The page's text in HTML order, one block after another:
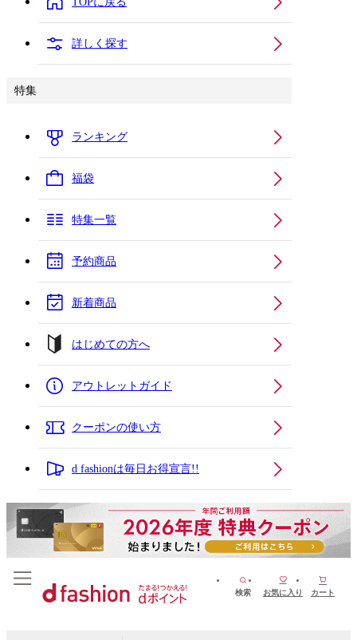
詳しく探す
特集
ランキング
福袋
特集一覧
予約商品
新着商品
はじめての方へ
アウトレットガイド
クーポンの使い方
d fashionは毎日お得宣言!!
検索 お気に入り カート